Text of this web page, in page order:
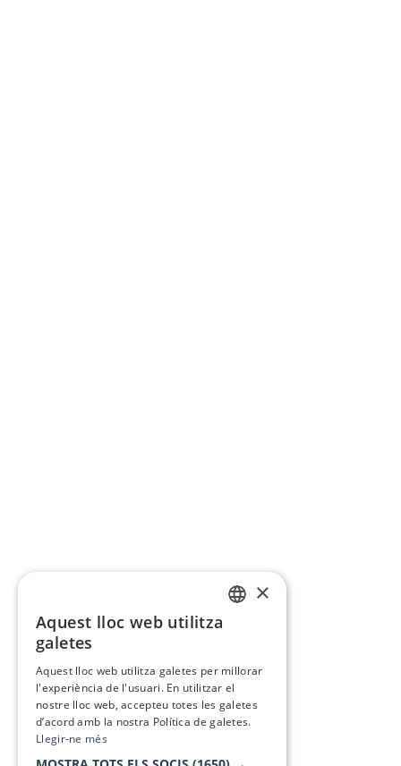
×
Aquest lloc web utilitza
galetes
Aquest lloc web utilitza galetes per millorar
l'experiència de l'usuari. En utilitzar el
nostre lloc web, accepteu totes les galetes
d’acord amb la nostra Política de galetes.
Llegir-ne més